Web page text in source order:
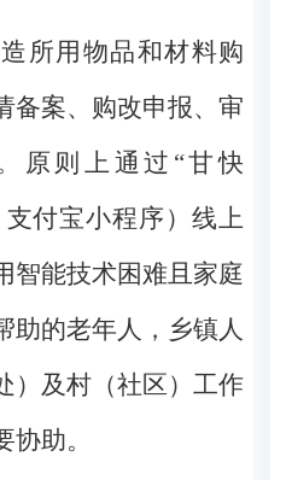
所用物品和材料购
备案、购改申报、审
原则上通过“甘快
付宝小程序）线上
智能技术困难且家庭
助的老年人，乡镇人
）及村（社区）工作
助。